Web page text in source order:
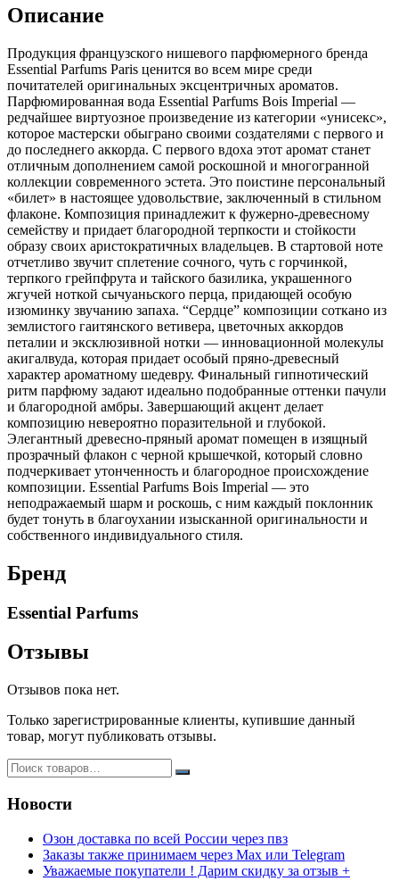
Описание
Продукция французского нишевого парфюмерного бренда
Essential Parfums Paris ценится во всем мире среди
почитателей оригинальных эксцентричных ароматов.
Парфюмированная вода Essential Parfums Bois Imperial —
редчайшее виртуозное произведение из категории «унисекс»,
которое мастерски обыграно своими создателями с первого и
до последнего аккорда. С первого вдоха этот аромат станет
отличным дополнением самой роскошной и многогранной
коллекции современного эстета. Это поистине персональный
«билет» в настоящее удовольствие, заключенный в стильном
флаконе. Композиция принадлежит к фужерно-древесному
семейству и придает благородной терпкости и стойкости
образу своих аристократичных владельцев. В стартовой ноте
отчетливо звучит сплетение сочного, чуть с горчинкой,
терпкого грейпфрута и тайского базилика, украшенного
жгучей ноткой сычуаньского перца, придающей особую
изюминку звучанию запаха. “Сердце” композиции соткано из
землистого гаитянского ветивера, цветочных аккордов
петалии и эксклюзивной нотки — инновационной молекулы
акигалвуда, которая придает особый пряно-древесный
характер ароматному шедевру. Финальный гипнотический
ритм парфюму задают идеально подобранные оттенки пачули
и благородной амбры. Завершающий акцент делает
композицию невероятно поразительной и глубокой.
Элегантный древесно-пряный аромат помещен в изящный
прозрачный флакон с черной крышечкой, который словно
подчеркивает утонченность и благородное происхождение
композиции. Essential Parfums Bois Imperial — это
неподражаемый шарм и роскошь, с ним каждый поклонник
будет тонуть в благоухании изысканной оригинальности и
собственного индивидуального стиля.
Бренд
Essential Parfums
Отзывы
Отзывов пока нет.
Только зарегистрированные клиенты, купившие данный
товар, могут публиковать отзывы.
Новости
Озон доставка по всей России через пвз
Заказы также принимаем через Max или Telegram
Уважаемые покупатели ! Дарим скидку за отзыв +